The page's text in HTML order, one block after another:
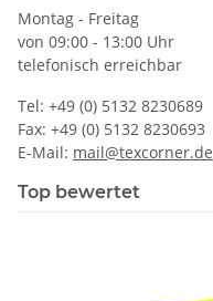
Montag - Freitag
von 09:00 - 13:00 Uhr
telefonisch erreichbar
Tel: +49 (0) 5132 8230689
Fax: +49 (0) 5132 8230693
E-Mail: mail@texcorner.de
Top bewertet